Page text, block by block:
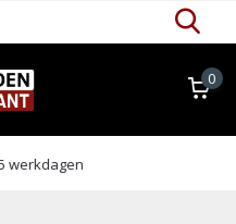
0
werkdagen